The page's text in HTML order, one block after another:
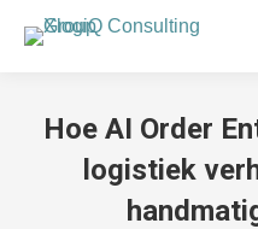
Hoe AI Order
logistiek